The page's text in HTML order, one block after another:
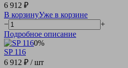
6 912 ₽
В корзинуУже в корзине
−
+
Подробное описание
0%
SP 116
6 912 ₽ / шт